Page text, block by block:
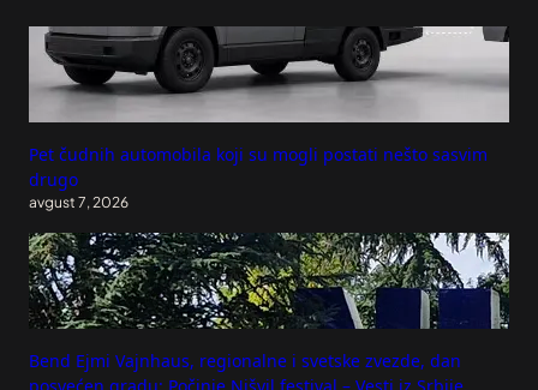
Pet čudnih automobila koji su mogli postati nešto sasvim
drugo
avgust 7, 2026
Bend Ejmi Vajnhaus, regionalne i svetske zvezde, dan
posvećen gradu: Počinje Nišvil festival – Vesti iz Srbije,